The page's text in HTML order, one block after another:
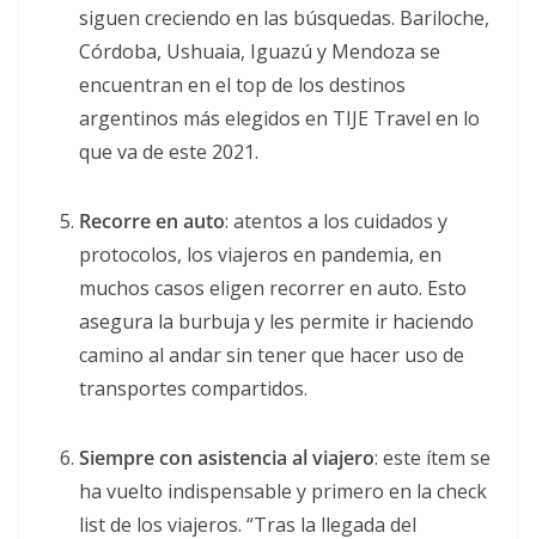
siguen creciendo en las búsquedas. Bariloche,
Córdoba, Ushuaia, Iguazú y Mendoza se
encuentran en el top de los destinos
argentinos más elegidos en TIJE Travel en lo
que va de este 2021.
Recorre en auto: atentos a los cuidados y
protocolos, los viajeros en pandemia, en
muchos casos eligen recorrer en auto. Esto
asegura la burbuja y les permite ir haciendo
camino al andar sin tener que hacer uso de
transportes compartidos.
Siempre con asistencia al viajero: este ítem se
ha vuelto indispensable y primero en la check
list de los viajeros. “Tras la llegada del